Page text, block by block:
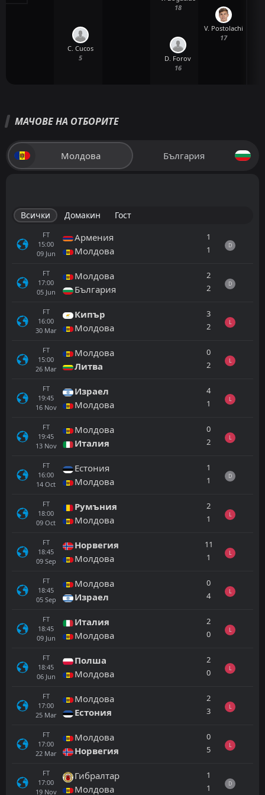
C. Cucos
5
D. Forov
16
18
V. Postolachi
17
МАЧОВЕ НА ОТБОРИТЕ
Молдова България
Всички Домакин Гост
FT
15:00
09 Jun
Армения
Молдова
1
1
D
FT
17:00
05 Jun
Молдова
България
2
2
D
FT
16:00
30 Mar
Кипър
Молдова
3
2
L
FT
15:00
26 Mar
Молдова
Литва
0
2
L
FT
19:45
16 Nov
Израел
Молдова
4
1
L
FT
19:45
13 Nov
Молдова
Италия
0
2
L
FT
16:00
14 Oct
Естония
Молдова
1
1
D
FT
18:00
09 Oct
Румъния
Молдова
2
1
L
FT
18:45
09 Sep
Норвегия
Молдова
11
1
L
FT
18:45
05 Sep
Молдова
Израел
0
4
L
FT
18:45
09 Jun
Италия
Молдова
2
0
L
FT
18:45
06 Jun
Полша
Молдова
2
0
L
FT
17:00
25 Mar
Молдова
Естония
2
3
L
FT
17:00
22 Mar
Молдова
Норвегия
0
5
L
FT
17:00
19 Nov
Гибралтар
Молдова
1
1
D